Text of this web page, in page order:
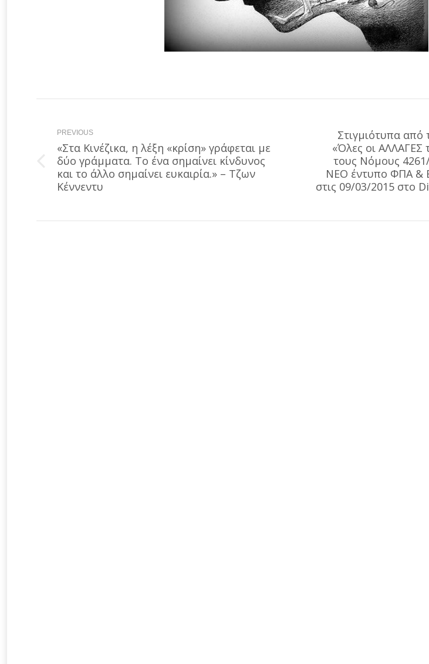
navigation
PREVIOUS
Previous
post:
«Στα Κινέζικα, η λέξη «κρίση» γράφεται με
δύο γράμματα. Το ένα σημαίνει κίνδυνος
και το άλλο σημαίνει ευκαιρία.» – Τζων
Κέννεντυ
post:
Στιγμιότυπα από
«Όλες οι
τους Νόμους
ΝΕΟ έντυπο ΦΠΑ &
στις 09/03/2015 στο